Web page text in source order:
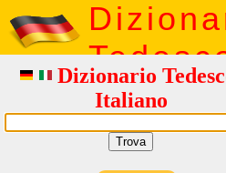
Dizionario
Italiano